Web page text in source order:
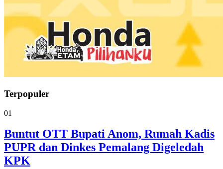
Terpopuler
01
Buntut OTT Bupati Anom, Rumah Kadis
PUPR dan Dinkes Pemalang Digeledah
KPK